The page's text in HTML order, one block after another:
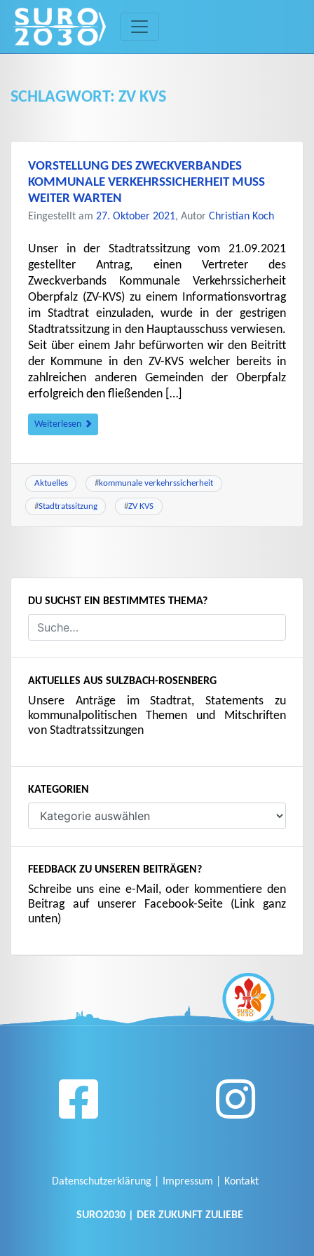
content
SCHLAGWORT: ZV KVS
VORSTELLUNG DES ZWECKVERBANDES
KOMMUNALE VERKEHRSSICHERHEIT MUSS
WEITER WARTEN
Eingestellt am 27. Oktober 2021, Autor Christian Koch
Unser in der Stadtratssitzung vom 21.09.2021
gestellter Antrag, einen Vertreter des
Zweckverbands Kommunale Verkehrssicherheit
Oberpfalz (ZV-KVS) zu einem Informationsvortrag
im Stadtrat einzuladen, wurde in der gestrigen
Stadtratssitzung in den Hauptausschuss verwiesen.
Seit über einem Jahr befürworten wir den Beitritt
der Kommune in den ZV-KVS welcher bereits in
zahlreichen anderen Gemeinden der Oberpfalz
erfolgreich den fließenden […]
Weiterlesen
Aktuelles #kommunale verkehrssicherheit
#Stadtratssitzung #ZV KVS
DU SUCHST EIN BESTIMMTES THEMA?
AKTUELLES AUS SULZBACH-ROSENBERG
Unsere Anträge im Stadtrat, Statements zu
kommunalpolitischen Themen und Mitschriften
von Stadtratssitzungen
KATEGORIEN
FEEDBACK ZU UNSEREN BEITRÄGEN?
Schreibe uns eine e-Mail, oder kommentiere den
Beitrag auf unserer Facebook-Seite (Link ganz
unten)
Datenschutzerklärung Impressum Kontakt
SURO2030 | DER ZUKUNFT ZULIEBE